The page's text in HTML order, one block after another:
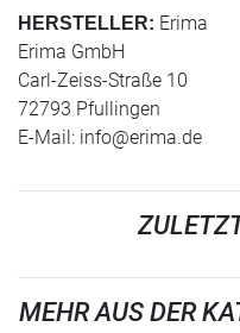
HERSTELLER: Erima
Erima GmbH
Carl-Zeiss-Straße 10
72793 Pfullingen
E-Mail: info@erima.de
MEHR AUS DER